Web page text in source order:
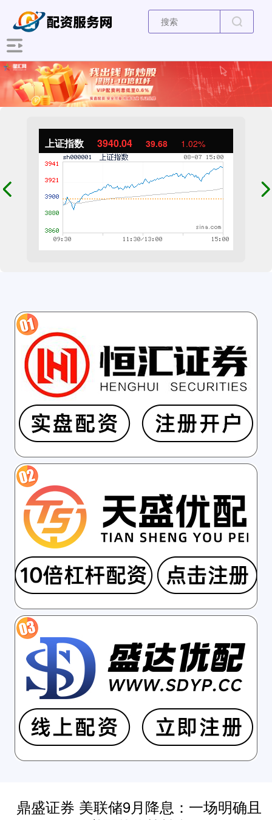
上证指数 3940.04 39.68 1.02%
鼎盛证券 美联储9月降息：一场明确且